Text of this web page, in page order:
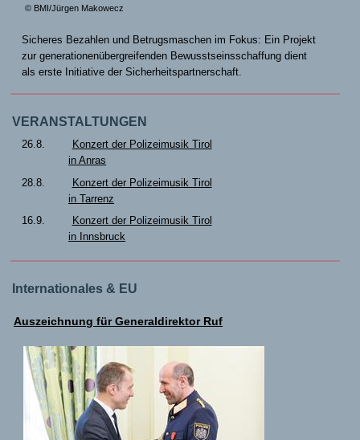
© BMI/Jürgen Makowecz
Sicheres Bezahlen und Betrugsmaschen im Fokus: Ein Projekt
zur generationenübergreifenden Bewusstseinsschaffung dient
als erste Initiative der Sicherheitspartnerschaft.
VERANSTALTUNGEN
26.8.
Konzert der Polizeimusik Tirol
in Anras
28.8.
Konzert der Polizeimusik Tirol
in Tarrenz
16.9.
Konzert der Polizeimusik Tirol
in Innsbruck
Internationales & EU
Auszeichnung für Generaldirektor Ruf